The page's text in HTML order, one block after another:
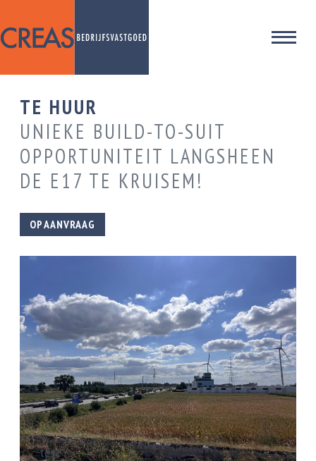
TE HUUR
UNIEKE BUILD-TO-SUIT
OPPORTUNITEIT LANGSHEEN
DE E17 TE KRUISEM!
OP AANVRAAG
test